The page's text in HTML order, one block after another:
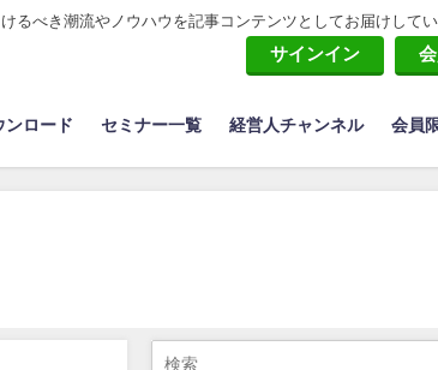
べき潮流やノウハウを記事コンテンツとしてお届けしてい
サインイン
ンロード セミナー一覧 経営人チャンネル 会員